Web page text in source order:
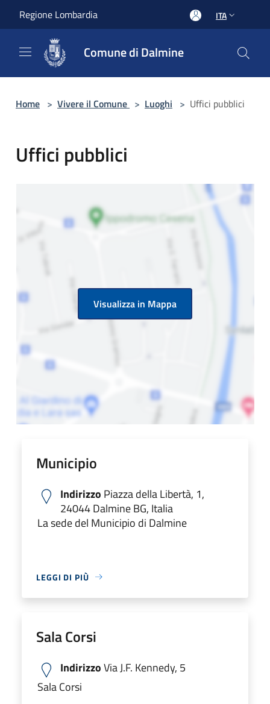
Regione Lombardia ITA
Comune di Dalmine
Home > Vivere il Comune > Luoghi > Uffici pubblici
Uffici pubblici
Visualizza in Mappa
Municipio
Indirizzo Piazza della Libertà, 1,
24044 Dalmine BG, Italia
La sede del Municipio di Dalmine
LEGGI DI PIÙ
Sala Corsi
IndirizzoVia J.F. Kennedy, 5
Sala Corsi